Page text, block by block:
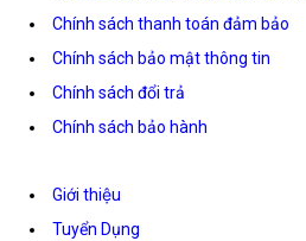
Chính sách thanh toán đảm bảo
Chính sách bảo mật thông tin
Chính sách đổi trả
Chính sách bảo hành
Giới thiệu
Tuyển Dụng